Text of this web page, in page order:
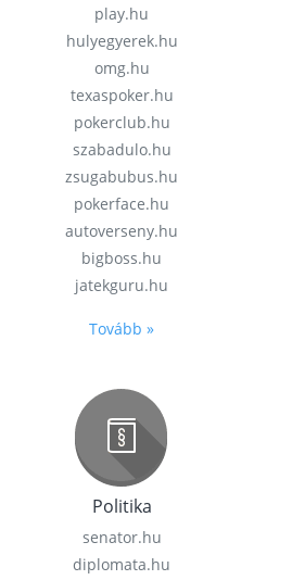
play.hu
hulyegyerek.hu
omg.hu
texaspoker.hu
pokerclub.hu
szabadulo.hu
zsugabubus.hu
pokerface.hu
autoverseny.hu
bigboss.hu
jatekguru.hu
Tovább »
Politika
senator.hu
diplomata.hu